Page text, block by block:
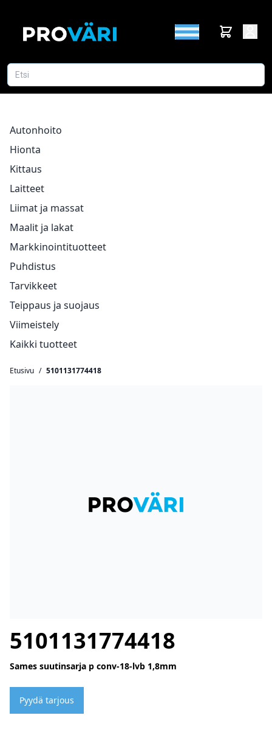
Autonhoito
Hionta
Kittaus
Laitteet
Liimat ja massat
Maalit ja lakat
Markkinointituotteet
Puhdistus
Tarvikkeet
Teippaus ja suojaus
Viimeistely
Kaikki tuotteet
Etusivu / 5101131774418
5101131774418
Sames suutinsarja p conv-18-lvb 1,8mm
Pyydä tarjous